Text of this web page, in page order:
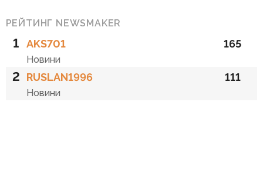
РЕЙТИНГ NEWSMAKER
1 AKS701
Новини
165
2 RUSLAN1996
Новини
111